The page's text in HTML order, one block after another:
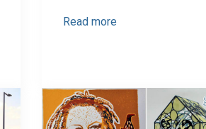
Read more